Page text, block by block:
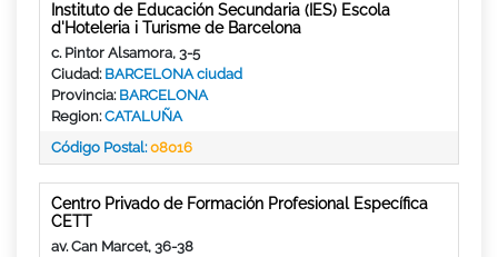
Instituto de Educación Secundaria (IES) Escola
d'Hoteleria i Turisme de Barcelona
c. Pintor Alsamora, 3-5
Ciudad: BARCELONA ciudad
Provincia: BARCELONA
Region:CATALUÑA
Código Postal:08016
Centro Privado de Formación Profesional Específica
CETT
av. Can Marcet, 36-38